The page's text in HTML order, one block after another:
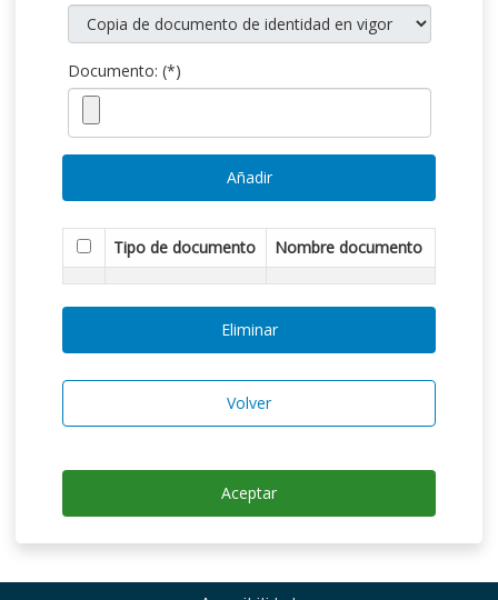
Documento: (*)
Añadir
Tipo de documento Nombre documento
Eliminar
Volver
Aceptar